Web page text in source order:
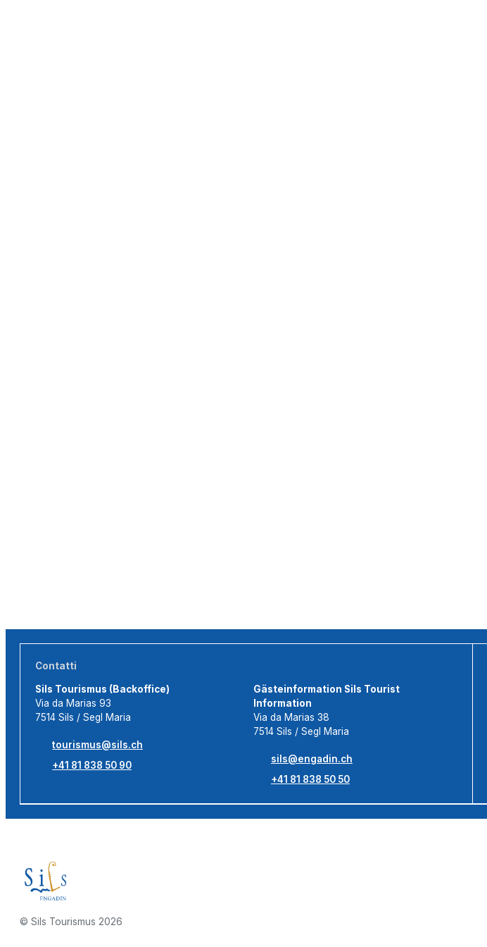
Contatti
Sils Tourismus (Backoffice)
Via da Marias 93
7514 Sils / Segl Maria
tourismus@sils.ch
+41 81 838 50 90
Gästeinformation Sils Tourist
Information
Via da Marias 38
7514 Sils / Segl Maria
sils@engadin.ch
+41 81 838 50 50
© Sils Tourismus 2026